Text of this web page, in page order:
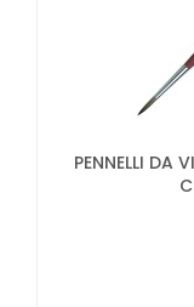
PENNELLI DA